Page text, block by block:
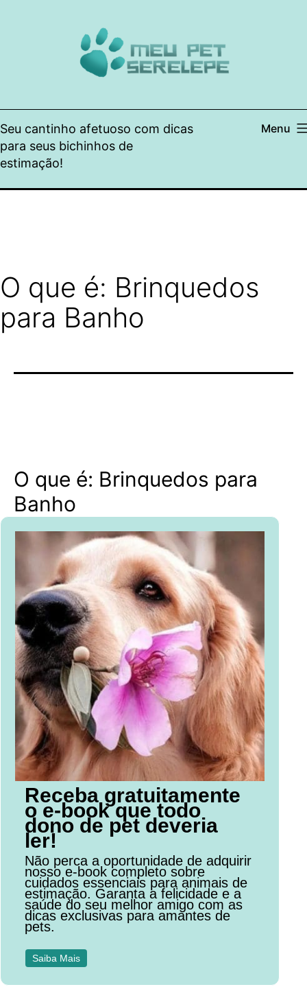
Seu cantinho afetuoso com dicas
para seus bichinhos de
estimação!
Menu
O que é: Brinquedos
para Banho
O que é: Brinquedos para
Banho
Receba gratuitamente
o e-book que todo
dono de pet deveria
ler!
Não perca a oportunidade de adquirir
nosso e-book completo sobre
cuidados essenciais para animais de
estimação. Garanta a felicidade e a
saúde do seu melhor amigo com as
dicas exclusivas para amantes de
pets.
Saiba Mais